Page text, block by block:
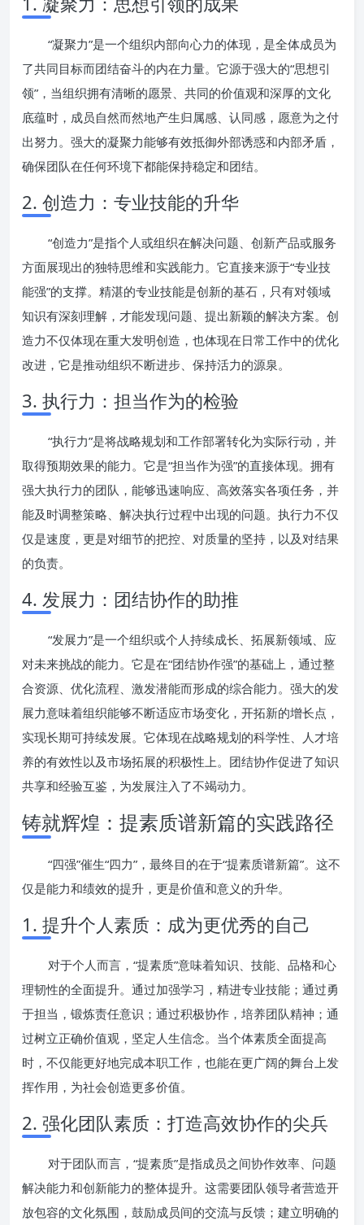
“凝聚力”是一个组织内部向心力的体现，是全体成员为
了共同目标而团结奋斗的内在力量。它源于强大的“思想引
领”，当组织拥有清晰的愿景、共同的价值观和深厚的文化
底蕴时，成员自然而然地产生归属感、认同感，愿意为之付
出努力。强大的凝聚力能够有效抵御外部诱惑和内部矛盾，
确保团队在任何环境下都能保持稳定和团结。
2. 创造力：专业技能的升华
“创造力”是指个人或组织在解决问题、创新产品或服务
方面展现出的独特思维和实践能力。它直接来源于“专业技
能强”的支撑。精湛的专业技能是创新的基石，只有对领域
知识有深刻理解，才能发现问题、提出新颖的解决方案。创
造力不仅体现在重大发明创造，也体现在日常工作中的优化
改进，它是推动组织不断进步、保持活力的源泉。
3. 执行力：担当作为的检验
“执行力”是将战略规划和工作部署转化为实际行动，并
取得预期效果的能力。它是“担当作为强”的直接体现。拥有
强大执行力的团队，能够迅速响应、高效落实各项任务，并
能及时调整策略、解决执行过程中出现的问题。执行力不仅
仅是速度，更是对细节的把控、对质量的坚持，以及对结果
的负责。
4. 发展力：团结协作的助推
“发展力”是一个组织或个人持续成长、拓展新领域、应
对未来挑战的能力。它是在“团结协作强”的基础上，通过整
合资源、优化流程、激发潜能而形成的综合能力。强大的发
展力意味着组织能够不断适应市场变化，开拓新的增长点，
实现长期可持续发展。它体现在战略规划的科学性、人才培
养的有效性以及市场拓展的积极性上。团结协作促进了知识
共享和经验互鉴，为发展注入了不竭动力。
铸就辉煌：提素质谱新篇的实践路径
“四强”催生“四力”，最终目的在于“提素质谱新篇”。这不
仅是能力和绩效的提升，更是价值和意义的升华。
1. 提升个人素质：成为更优秀的自己
对于个人而言，“提素质”意味着知识、技能、品格和心
理韧性的全面提升。通过加强学习，精进专业技能；通过勇
于担当，锻炼责任意识；通过积极协作，培养团队精神；通
过树立正确价值观，坚定人生信念。当个体素质全面提高
时，不仅能更好地完成本职工作，也能在更广阔的舞台上发
挥作用，为社会创造更多价值。
2. 强化团队素质：打造高效协作的尖兵
对于团队而言，“提素质”是指成员之间协作效率、问题
解决能力和创新能力的整体提升。这需要团队领导者营造开
放包容的文化氛围，鼓励成员间的交流与反馈；建立明确的